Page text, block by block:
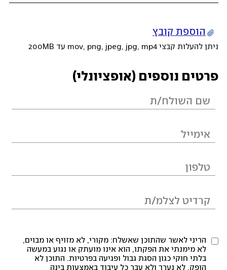
הוספת קובץ
ניתן להעלות קבצי mov, png, jpeg, jpg, mp4 עד 200MB
פרטים נוספים (אופציונלי)
הריני לאשר שהתוכן שאשלח: מקורי, לא מזויף או מבוים,
לא מימנתי את הפקתו, הוא אינו מועתק או נגוע במעשה
בלתי חוקי כגון הסגת גבול ופגיעה בפרטיות. התוכן לא
הופק, לא נערך ולא עבר כל עיבוד באמצעות בינה